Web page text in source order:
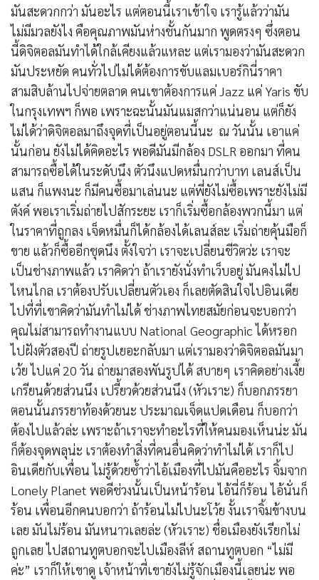
มันสะดวกกว่า มันอะไร แต่ตอนนี้เราเข้าใจ เรารู้แล้วว่ามัน
ไม่มีมวลยังไง คือคุณภาพมันห่างชั้นกันมาก พูดตรงๆ ซึ่งตอน
นี้ดิจิตอลมันทำได้ใกล้เคียงแล้วแหละ แต่เรามองว่ามันสะดวก
มันประหยัด คนทั่วไปไม่ได้ต้องการขับแลมเบอร์กินี่ราคา
สามสิบล้านไปจ่ายตลาด คนเขาต้องการแค่ Jazz แค่ Yaris ขับ
ในกรุงเทพฯ ก็พอ เพราะฉะนั้นมันแมสกว่าแน่นอน แต่ก็ยัง
ไม่ได้ว่าดิจิตอลมาถึงจุดที่เป็นอยู่ตอนนี้นะ ณ วันนั้น เอาแค่
นั้นก่อน ยังไม่ได้คิดอะไร พอดีมันมีกล้อง DSLR ออกมา ที่คน
สามารถซื้อได้ในระดับนึง ตัวนึงแปดหมื่นกว่าบาท เลนส์เป็น
แสน ก็แพงนะ ก็มีคนซื้อมาเล่นนะ แต่พี่ยังไม่ซื้อเพราะยังไม่มี
ตังค์ พอเราเริ่มถ่ายไปสักระยะ เราก็เริ่มซื้อกล้องพวกนี้มา แต่
ในราคาที่ถูกลง เจ็ดหมื่นก็ได้กล้องได้เลนส์ละ เริ่มถ่ายคุ้นมือก็
ขาย แล้วก็ซื้ออีกชุดนึง ตั้งใจว่า เราจะเปลี่ยนชีวิตว่ะ เราจะ
เป็นช่างภาพแล้ว เราคิดว่า ถ้าเรายังนั่งทำเว็บอยู่ มันคงไม่ไป
ไหนไกล เราต้องปรับเปลี่ยนตัวเอง ก็เลยตัดสินใจไปอินเดีย
ไปที่ที่เขาคิดว่ามันทำไม่ได้ ช่างภาพไทยสมัยก่อนจะบอกว่า
คุณไม่สามารถทำงานแบบ National Geographic ได้หรอก
ไปฝังตัวสองปี ถ่ายรูปเยอะกลับมา แต่เรามองว่าดิจิตอลมันมา
เว้ย ไปแค่ 20 วัน ถ่ายมาสองพันรูปได้ สบายๆ เราคิดอย่างเงี้ย
เกรียนด้วยส่วนนึง เปรี้ยวด้วยส่วนนึง (หัวเราะ) ก็บอกภรรยา
ตอนนั้นภรรยาท้องด้วยนะ ประมาณเจ็ดแปดเดือน ก็บอกว่า
ต้องไปแล้วล่ะ เพราะถ้าเราจะทำอะไรที่ให้คนมองเห็นน่ะ มัน
ก็ต้องจุดพลุน่ะ เราต้องทำสิ่งที่คนอื่นคิดว่าทำไม่ได้ เราก็ไป
อินเดียกับเพื่อน ไม่รู้ด้วยซ้ำว่าไอ้เมืองที่ไปมันคืออะไร จิ้มจาก
Lonely Planet พอดีช่วงนั้นเป็นหน้าร้อน ไอ้นี่ก็ร้อน ไอ้นั่นก็
ร้อน เพื่อนอีกคนบอกว่า ถ้าร้อนไม่ไปนะโว้ย งั้นเราจิ้มข้างบน
เลย มันไม่ร้อน มันหนาวเลยล่ะ (หัวเราะ) ชื่อเมืองยังเรียกไม่
ถูกเลย ไปสถานทูตบอกจะไปเมืองลีห์ สถานทูตบอก “ไม่มี
ค่ะ” เราก็ให้เขาดู เจ้าหน้าที่เขายังไม่รู้จักเมืองนี้เลยน่ะ พอ